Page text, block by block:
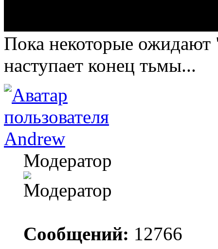
Пока некоторые ожидают
наступает конец тьмы...
Andrew
Модератор
Сообщений: 12766